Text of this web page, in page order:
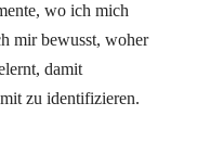
wo ich mich
mir bewusst, woher
damit
zu identifizieren.